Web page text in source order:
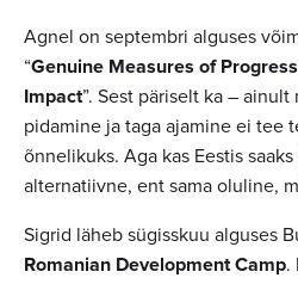
Agnel on septembri alguses
“Genuine Measures of
Impact”. Sest päriselt ka –
pidamine ja taga ajamine ei tee
õnnelikuks. Aga kas Eestis
alternatiivne, ent sama oluline,
Sigrid läheb sügisskuu alguses
Romanian Development Camp.